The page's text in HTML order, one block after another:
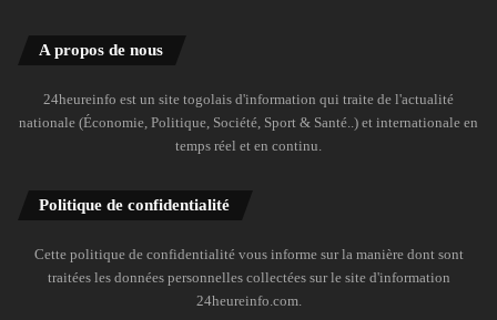
A propos de nous
24heureinfo est un site togolais d'information qui traite de l'actualité
nationale (Économie, Politique, Société, Sport & Santé..) et internationale en
temps réel et en continu.
Politique de confidentialité
Cette politique de confidentialité vous informe sur la manière dont sont
traitées les données personnelles collectées sur le site d'information
24heureinfo.com.